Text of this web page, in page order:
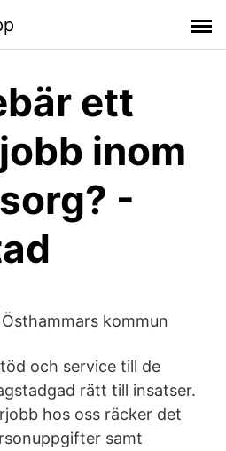
ett
inom
-
kommun
och service till de
rätt till insatser.
hos oss räcker det
samt